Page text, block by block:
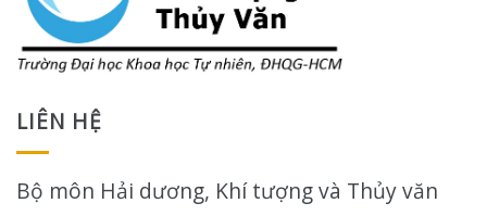
LIÊN HỆ
Bộ môn Hải dương, Khí tượng và Thủy văn